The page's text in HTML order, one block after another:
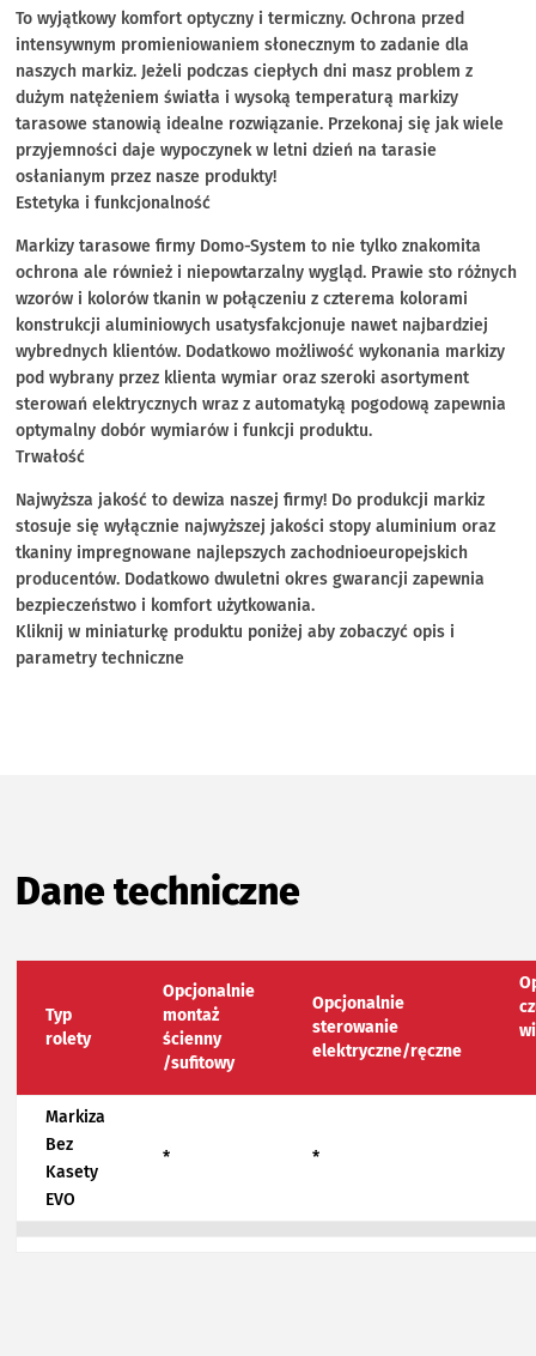
To wyjątkowy komfort optyczny i termiczny. Ochrona przed
intensywnym promieniowaniem słonecznym to zadanie dla
naszych markiz. Jeżeli podczas ciepłych dni masz problem z
dużym natężeniem światła i wysoką temperaturą markizy
tarasowe stanowią idealne rozwiązanie. Przekonaj się jak wiele
przyjemności daje wypoczynek w letni dzień na tarasie
osłanianym przez nasze produkty!
Estetyka i funkcjonalność
Markizy tarasowe firmy Domo-System to nie tylko znakomita
ochrona ale również i niepowtarzalny wygląd. Prawie sto różnych
wzorów i kolorów tkanin w połączeniu z czterema kolorami
konstrukcji aluminiowych usatysfakcjonuje nawet najbardziej
wybrednych klientów. Dodatkowo możliwość wykonania markizy
pod wybrany przez klienta wymiar oraz szeroki asortyment
sterowań elektrycznych wraz z automatyką pogodową zapewnia
optymalny dobór wymiarów i funkcji produktu.
Trwałość
Najwyższa jakość to dewiza naszej firmy! Do produkcji markiz
stosuje się wyłącznie najwyższej jakości stopy aluminium oraz
tkaniny impregnowane najlepszych zachodnioeuropejskich
producentów. Dodatkowo dwuletni okres gwarancji zapewnia
bezpieczeństwo i komfort użytkowania.
Kliknij w miniaturkę produktu poniżej aby zobaczyć opis i
parametry techniczne
Dane techniczne
Typ
rolety
Opcjonalnie
montaż
ścienny
/sufitowy
Opcjonalnie
sterowanie
elektryczne/ręczne
Markiza
Bez
Kasety
EVO
* *